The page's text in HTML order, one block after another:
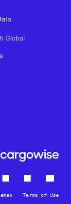
Global
Terms of Use